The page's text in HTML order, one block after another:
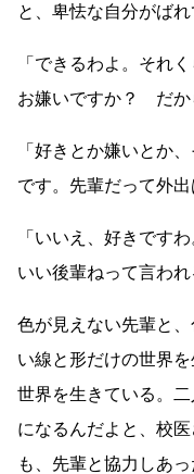
と、卑怯な自分がば
「できるわよ。それ
お嫌いですか？ だか
「好きとか嫌いとか
です。先輩だって外出
「いいえ、好きです
いい後輩ねって言われ
色が見えない先輩と
い線と形だけの世界
世界を生きている。
になるんだよと、校
も、先輩と協力しあ